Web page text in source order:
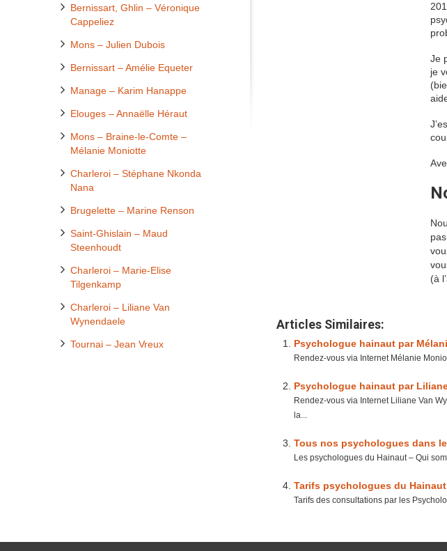
Je
je
(à
Articles Similaires:
Psychologue hainaut par
Rendez-vous via Internet Mélanie
Psychologue hainaut par
Rendez-vous via Internet Liliane Van
la...
Tous nos psychologues dans
Les psychologues du Hainaut – Qui
Tarifs psychologues du Hainaut
Tarifs des consultations par les
Bernissart, Ghlin – Véronique
Cappeliez
Mons – Julien Dubois
Bernissart – Amélie Equeter
Manage – Karim Hanappe
Elouges – Annaëlle Héraut
Mons – Braine-le-Comte –
Mélanie Moniotte
Charleroi – Stéphane Nkonda
Nana
Brugelette – Marine Renson
Saint-Ghislain – Maud
Steenhoudt
Charleroi – Marie-Elise
Tilgenkamp
Charleroi – Liliane Van
Wynendaele
Tournai – Jean Vreux